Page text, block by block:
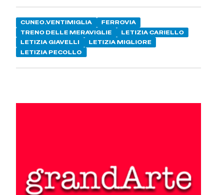
CUNEO.VENTIMIGLIA
FERROVIA
TRENO DELLE MERAVIGLIE
LETIZIA CARIELLO
LETIZIA GIAVELLI
LETIZIA MIGLIORE
LETIZIA PECOLLO